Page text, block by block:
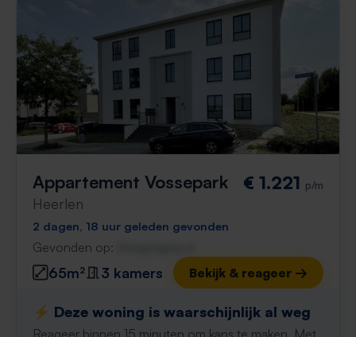
Appartement Vossepark
Heerlen
€ 1.221 p/m
2 dagen, 18 uur geleden gevonden
Gevonden op:
65m² 3 kamers Bekijk & reageer →
⚡️ Deze woning is waarschijnlijk al weg
Reageer binnen 15 minuten om kans te maken. Met